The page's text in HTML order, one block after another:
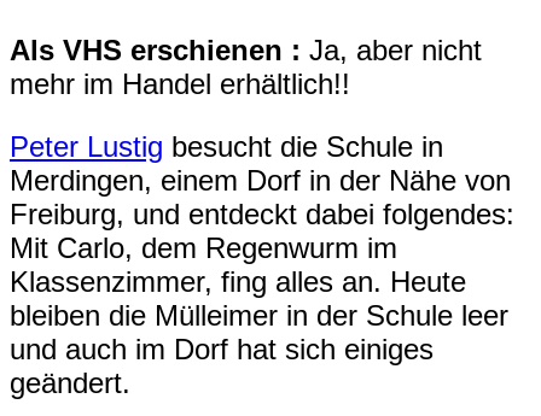
Als VHS erschienen : Ja, aber nicht
mehr im Handel erhältlich!!
Peter Lustig besucht die Schule in
Merdingen, einem Dorf in der Nähe von
Freiburg, und entdeckt dabei folgendes:
Mit Carlo, dem Regenwurm im
Klassenzimmer, fing alles an. Heute
bleiben die Mülleimer in der Schule leer
und auch im Dorf hat sich einiges
geändert.